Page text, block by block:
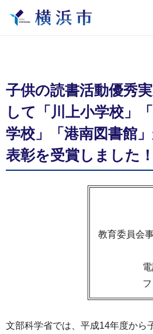
子供の読書活動優秀
して「川上小学校」
学校」「港南図書館
表彰を受賞しました！
教育委員会
文部科学省では、平成14年度から